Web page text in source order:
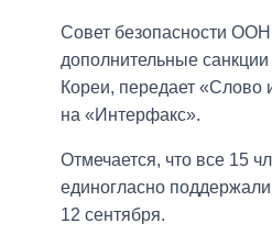
Совет безопасности
дополнительные
Кореи, передает «Слово
на «Интерфакс».
Отмечается, что все 15
единогласно
12 сентября.